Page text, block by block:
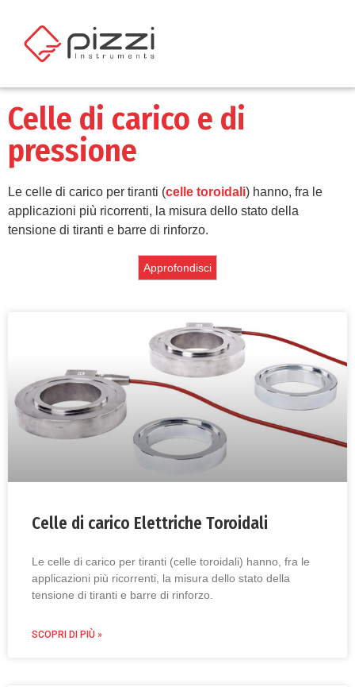
Celle di carico e di
pressione
Le celle di carico per tiranti (celle toroidali) hanno, fra le
applicazioni più ricorrenti, la misura dello stato della
tensione di tiranti e barre di rinforzo.
Approfondisci
Celle di carico Elettriche Toroidali
Le celle di carico per tiranti (celle toroidali) hanno, fra le
applicazioni più ricorrenti, la misura dello stato della
tensione di tiranti e barre di rinforzo.
SCOPRI DI PIÙ »